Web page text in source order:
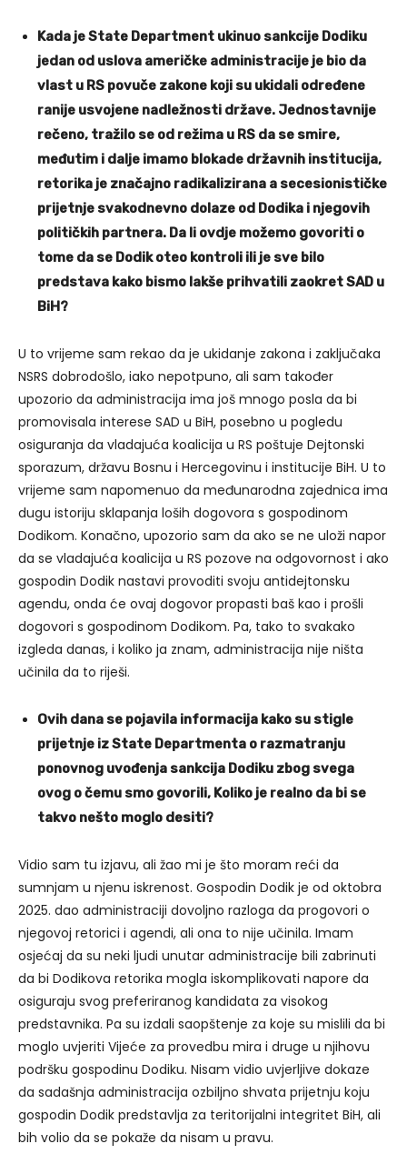
Kada je State Department ukinuo sankcije Dodiku
jedan od uslova američke administracije je bio da
vlast u RS povuče zakone koji su ukidali određene
ranije usvojene nadležnosti države. Jednostavnije
rečeno, tražilo se od režima u RS da se smire,
međutim i dalje imamo blokade državnih institucija,
retorika je značajno radikalizirana a secesionističke
prijetnje svakodnevno dolaze od Dodika i njegovih
političkih partnera. Da li ovdje možemo govoriti o
tome da se Dodik oteo kontroli ili je sve bilo
predstava kako bismo lakše prihvatili zaokret SAD u
BiH?
U to vrijeme sam rekao da je ukidanje zakona i zaključaka
NSRS dobrodošlo, iako nepotpuno, ali sam također
upozorio da administracija ima još mnogo posla da bi
promovisala interese SAD u BiH, posebno u pogledu
osiguranja da vladajuća koalicija u RS poštuje Dejtonski
sporazum, državu Bosnu i Hercegovinu i institucije BiH. U to
vrijeme sam napomenuo da međunarodna zajednica ima
dugu istoriju sklapanja loših dogovora s gospodinom
Dodikom. Konačno, upozorio sam da ako se ne uloži napor
da se vladajuća koalicija u RS pozove na odgovornost i ako
gospodin Dodik nastavi provoditi svoju antidejtonsku
agendu, onda će ovaj dogovor propasti baš kao i prošli
dogovori s gospodinom Dodikom. Pa, tako to svakako
izgleda danas, i koliko ja znam, administracija nije ništa
učinila da to riješi.
Ovih dana se pojavila informacija kako su stigle
prijetnje iz State Departmenta o razmatranju
ponovnog uvođenja sankcija Dodiku zbog svega
ovog o čemu smo govorili, Koliko je realno da bi se
takvo nešto moglo desiti?
Vidio sam tu izjavu, ali žao mi je što moram reći da
sumnjam u njenu iskrenost. Gospodin Dodik je od oktobra
2025. dao administraciji dovoljno razloga da progovori o
njegovoj retorici i agendi, ali ona to nije učinila. Imam
osjećaj da su neki ljudi unutar administracije bili zabrinuti
da bi Dodikova retorika mogla iskomplikovati napore da
osiguraju svog preferiranog kandidata za visokog
predstavnika. Pa su izdali saopštenje za koje su mislili da bi
moglo uvjeriti Vijeće za provedbu mira i druge u njihovu
podršku gospodinu Dodiku. Nisam vidio uvjerljive dokaze
da sadašnja administracija ozbiljno shvata prijetnju koju
gospodin Dodik predstavlja za teritorijalni integritet BiH, ali
bih volio da se pokaže da nisam u pravu.